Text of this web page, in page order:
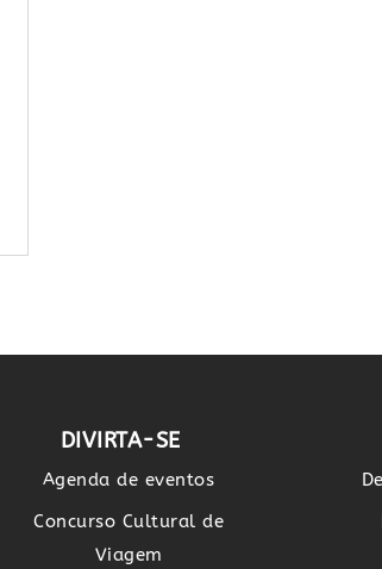
DIVIRTA-SE
Agenda de eventos
Concurso Cultural de
Viagem